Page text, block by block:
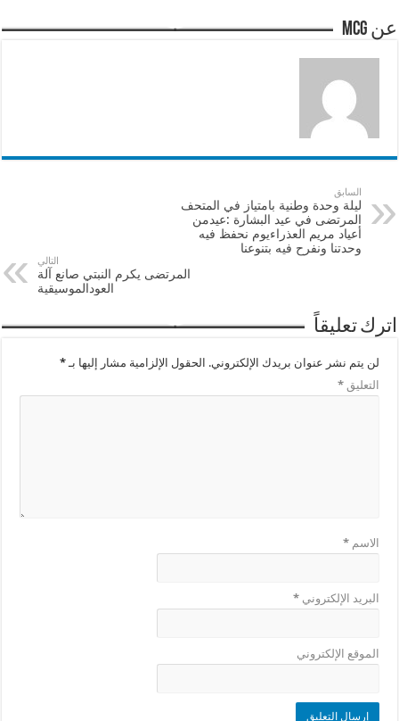
عن mcg
السابق
ليلة وحدة وطنية بامتياز في المتحف
المرتضى في عيد البشارة :عيدمن
أعياد مريم العذراءيوم نحفظ فيه
وحدتنا ونفرح فيه بتنوعنا
التالي
المرتضى يكرم النبتي صانع آلة
العودالموسيقية
اترك تعليقاً
لن يتم نشر عنوان بريدك الإلكتروني. الحقول الإلزامية مشار إليها بـ*
التعليق*
الاسم*
البريد الإلكتروني*
الموقع الإلكتروني